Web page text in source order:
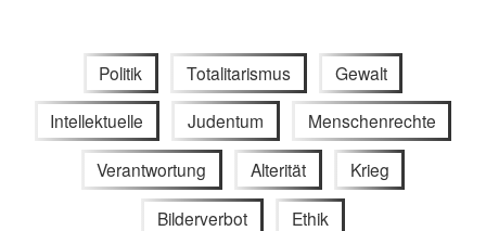
Politik Totalitarismus Gewalt
Intellektuelle Judentum Menschenrechte
Verantwortung Alterität Krieg
Bilderverbot Ethik